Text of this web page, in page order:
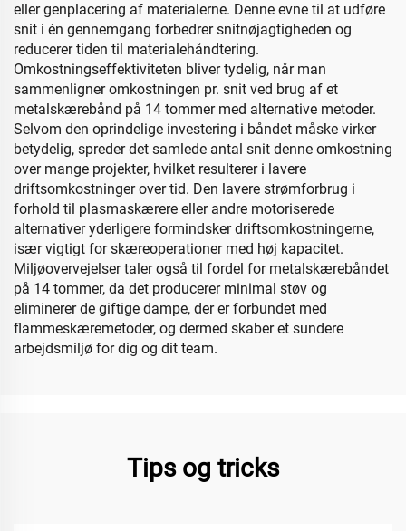
eller genplacering af materialerne. Denne evne til at udføre
snit i én gennemgang forbedrer snitnøjagtigheden og
reducerer tiden til materialehåndtering.
Omkostningseffektiviteten bliver tydelig, når man
sammenligner omkostningen pr. snit ved brug af et
metalskærebånd på 14 tommer med alternative metoder.
Selvom den oprindelige investering i båndet måske virker
betydelig, spreder det samlede antal snit denne omkostning
over mange projekter, hvilket resulterer i lavere
driftsomkostninger over tid. Den lavere strømforbrug i
forhold til plasmaskærere eller andre motoriserede
alternativer yderligere formindsker driftsomkostningerne,
især vigtigt for skæreoperationer med høj kapacitet.
Miljøovervejelser taler også til fordel for metalskærebåndet
på 14 tommer, da det producerer minimal støv og
eliminerer de giftige dampe, der er forbundet med
flammeskæremetoder, og dermed skaber et sundere
arbejdsmiljø for dig og dit team.
Tips og tricks